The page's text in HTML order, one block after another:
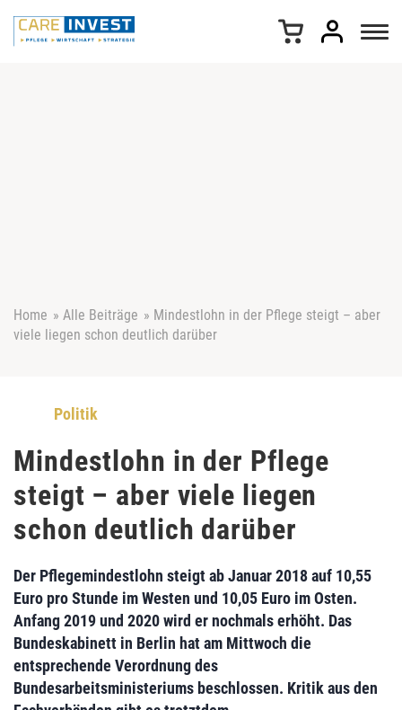
Home » Alle Beiträge » Mindestlohn in der Pflege steigt – aber
viele liegen schon deutlich darüber
Politik
Mindestlohn in der Pflege
steigt – aber viele liegen
schon deutlich darüber
Der Pflegemindestlohn steigt ab Januar 2018 auf 10,55
Euro pro Stunde im Westen und 10,05 Euro im Osten.
Anfang 2019 und 2020 wird er nochmals erhöht. Das
Bundeskabinett in Berlin hat am Mittwoch die
entsprechende Verordnung des
Bundesarbeitsministeriums beschlossen. Kritik aus den